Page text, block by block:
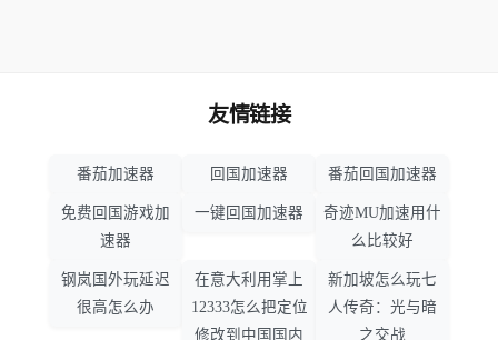
友情链接
番茄加速器 回国加速器 番茄回国加速器
免费回国游戏加
速器
一键回国加速器
奇迹MU加速用什
么比较好
钢岚国外玩延迟
很高怎么办
在意大利用掌上
12333怎么把定位
修改到中国国内
新加坡怎么玩七
人传奇：光与暗
之交战